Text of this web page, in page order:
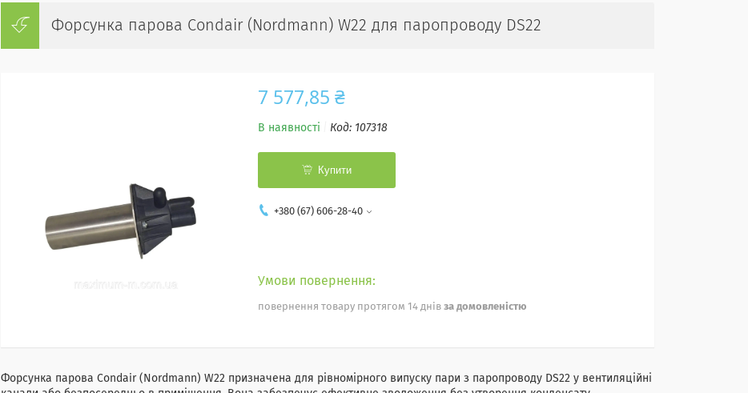
Форсунка парова Condair (Nordmann) W22 для паропроводу DS22
7 577,85 ₴
В наявності Код: 107318
Купити
+380 (67) 606-28-40
повернення товару протягом 14 днів за домовленістю
Форсунка парова Condair (Nordmann) W22 призначена для рівномірного випуску пари з паропроводу DS22 у вентиляційні